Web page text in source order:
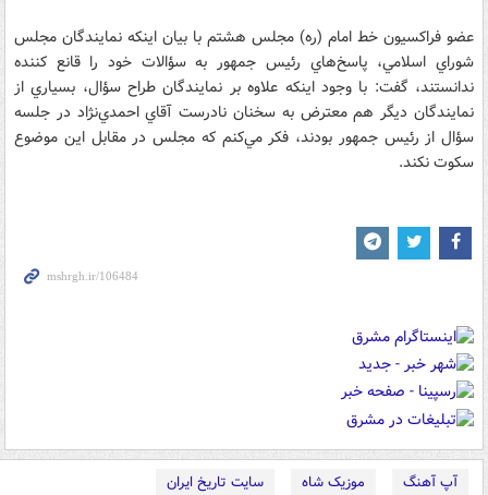
عضو فراكسيون خط امام (ره) مجلس هشتم با بيان اينكه نمايندگان مجلس
شوراي اسلامي، پاسخ‌هاي رئيس جمهور به سؤالات خود را قانع كننده
ندانستند، گفت: با وجود اينكه علاوه بر نمايندگان طراح سؤال، بسياري از
نمايندگان ديگر هم معترض به سخنان نادرست آقاي احمدي‌نژاد در جلسه
سؤال از رئيس جمهور بودند، فكر مي‌كنم كه مجلس در مقابل اين موضوع
سكوت نكند.
آپ آهنگ موزیک شاه
سایت تاریخ ایران